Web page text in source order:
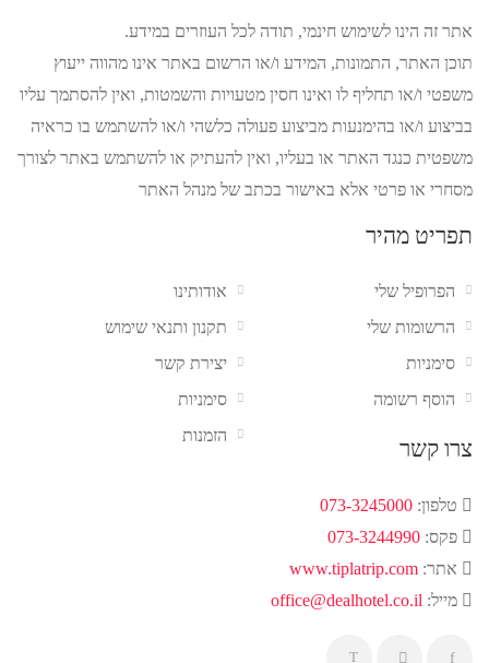
אתר זה הינו לשימוש חינמי, תודה לכל העוזרים במידע.
תוכן האתר, התמונות, המידע ו/או הרשום באתר אינו מהווה ייעוץ
משפטי ו/או תחליף לו ואינו חסין מטעויות והשמטות, ואין להסתמך עליו
בביצוע ו/או בהימנעות מביצוע פעולה כלשהי ו/או להשתמש בו כראיה
משפטית כנגד האתר או בעליו, ואין להעתיק או להשתמש באתר לצורך
מסחרי או פרטי אלא באישור בכתב של מנהל האתר
תפריט מהיר
אודותינו
תקנון ותנאי שימוש
יצירת קשר
סימניות
הזמנות
הפרופיל שלי
הרשומות שלי
סימניות
הוסף רשומה
צרו קשר
טלפון: 073-3245000
פקס: 073-3244990
אתר: www.tiplatrip.com
מייל: office@dealhotel.co.il